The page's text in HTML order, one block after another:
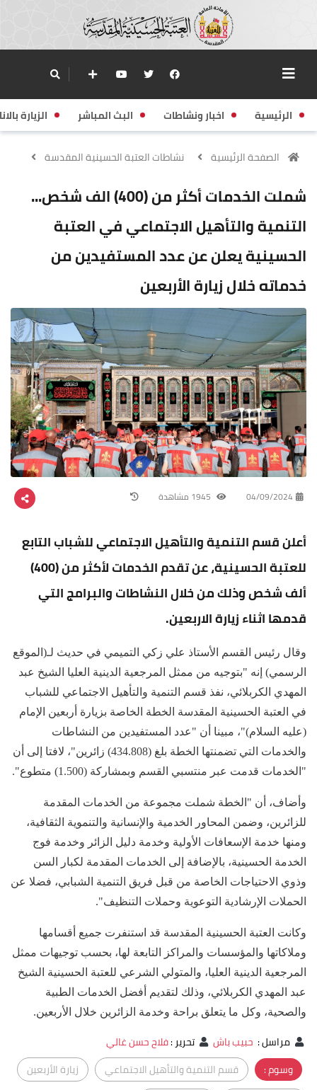
الرئيسية اخبار ونشاطات البث المباشر الزيارة
الصفحة الرئيسية نشاطات العتبة الحسينية المقدسة
شملت الخدمات أكثر من (400) الف شخص...
التنمية والتأهيل الاجتماعي في العتبة
الحسينية يعلن عن عدد المستفيدين من
خدماته خلال زيارة الأربعين
04/09/2024
أعلن قسم التنمية والتأهيل الاجتماعي للشباب التابع
للعتبة الحسينية، عن تقدم الخدمات لأكثر من (400)
ألف شخص وذلك من خلال النشاطات والبرامج التي
قدمها اثناء زيارة الاربعين.
وقال رئيس القسم الأستاذ علي زكي التميمي في حديث لـ(الموقع
الرسمي) إنه "بتوجيه من ممثل المرجعية الدينية العليا الشيخ عبد
المهدي الكربلائي، نفذ قسم التنمية والتأهيل الاجتماعي للشباب
في العتبة الحسينية المقدسة الخطة الخاصة بزيارة أربعين الإمام
(عليه السلام)"، مبينا أن "عدد المستفيدين من النشاطات
والخدمات التي تضمنتها الخطة بلغ (434.808) زائرين"، لافتا إلى أن
"الخدمات قدمت عبر منتسبي القسم وبمشاركة (1.500) متطوع".
وأضاف، أن "الخطة شملت مجموعة من الخدمات المقدمة
للزائرين، وضمن المحاور الخدمية والإنسانية والتنموية الثقافية،
ومنها خدمة الإسعافات الأولية وخدمة دليل الزائر وخدمة فوج
الخدمة الحسينية، بالإضافة إلى الخدمات المقدمة لكبار السن
وذوي الاحتياجات الخاصة من قبل فريق التنمية الشبابي، فضلا عن
الحملات الإرشادية التوعوية وحملات التنظيف".
وكانت العتبة الحسينية المقدسة قد استنفرت جميع أقسامها
وملاكاتها والمؤسسات والمراكز التابعة لها، بحسب توجيهات ممثل
المرجعية الدينية العليا، والمتولي الشرعي للعتبة الحسينية الشيخ
عبد المهدي الكربلائي، وذلك لتقديم أفضل الخدمات الطبية
والصحية، وكل ما يتعلق براحة وخدمة الزائرين خلال الأربعين.
مراسل: حبيب باش تحرير:فلاح حسن غالي
وسوم :
قسم التنمية والتأهيل الاجتماعي
زيارة الأربعين